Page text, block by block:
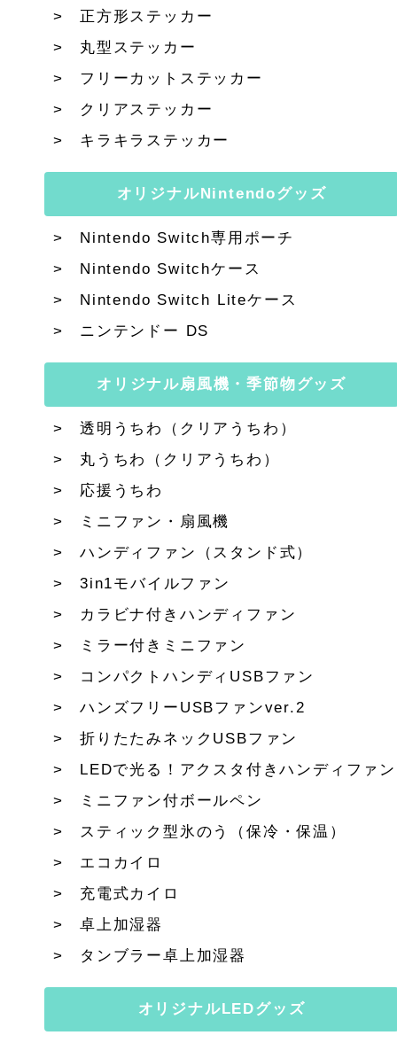
正方形ステッカー
丸型ステッカー
フリーカットステッカー
クリアステッカー
キラキラステッカー
オリジナルNintendoグッズ
Nintendo Switch専用ポーチ
Nintendo Switchケース
Nintendo Switch Liteケース
ニンテンドー DS
オリジナル扇風機・季節物グッズ
透明うちわ（クリアうちわ）
丸うちわ（クリアうちわ）
応援うちわ
ミニファン・扇風機
ハンディファン（スタンド式）
3in1モバイルファン
カラビナ付きハンディファン
ミラー付きミニファン
コンパクトハンディUSBファン
ハンズフリーUSBファンver.2
折りたたみネックUSBファン
LEDで光る！アクスタ付きハンディファン
ミニファン付ボールペン
スティック型氷のう（保冷・保温）
エコカイロ
充電式カイロ
卓上加湿器
タンブラー卓上加湿器
オリジナルLEDグッズ